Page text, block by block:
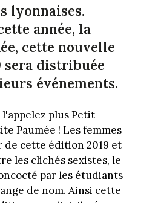
lyonnaises.
année, la
cette nouvelle
sera distribuée
événements.
plus Petit
Paumée ! Les femmes
de cette édition 2019 et
les clichés sexistes, le
par les étudiants
de nom. Ainsi cette